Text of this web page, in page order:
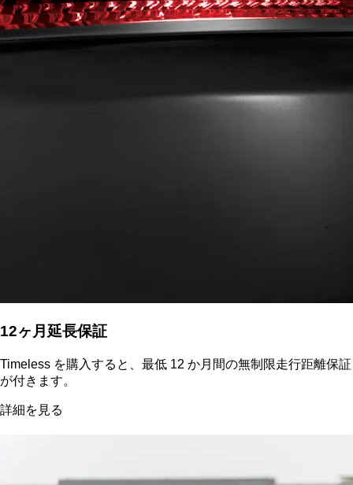
12ヶ月延長保証
Timeless を購入すると、最低 12 か月間の無制限走行距離保証
が付きます。
詳細を見る